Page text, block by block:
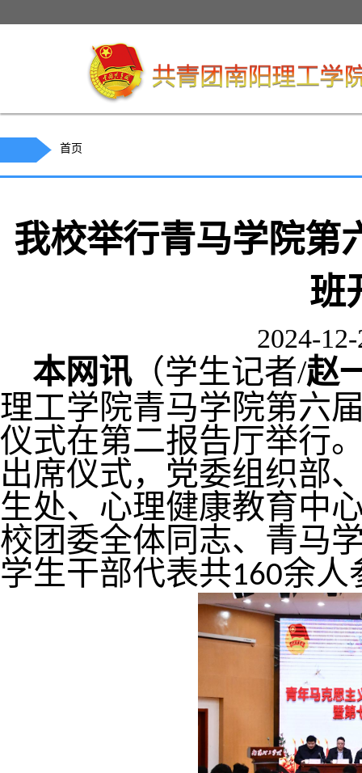
首页
我校举行青马学院第
班
2024-
本网讯（学生记者/赵
理工学院青马学院第六
仪式在第二报告厅举行
出席仪式，党委组织部
生处、 心理健康教育中
校团委全体同志、青马
学生干部代表共160余人